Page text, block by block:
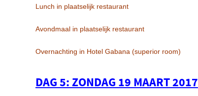
Lunch in plaatselijk restaurant
Avondmaal in plaatselijk restaurant
Overnachting in Hotel Gabana (superior room)
DAG 5: ZONDAG 19 MAART 2017